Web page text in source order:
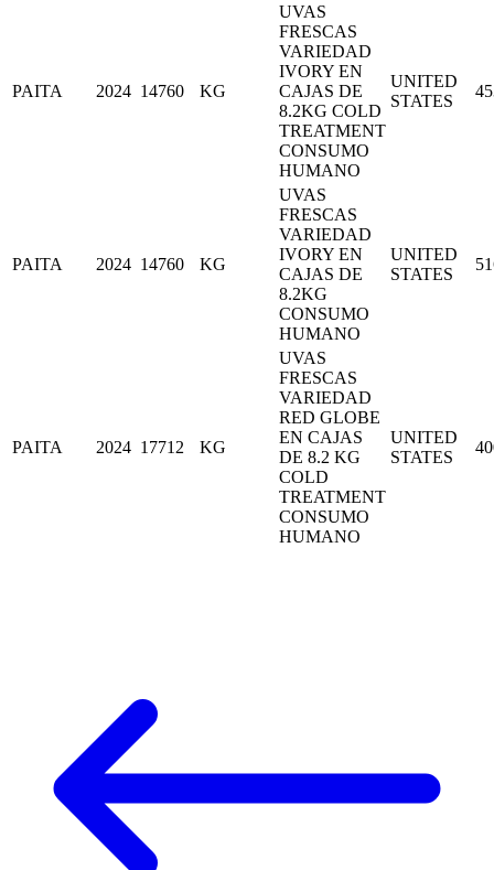
PAITA 2024 14760 KG
UVAS
FRESCAS
VARIEDAD
IVORY EN
CAJAS DE
8.2KG COLD
TREATMENT
CONSUMO
HUMANO
UNITED
STATES
PAITA 2024 14760 KG
UVAS
FRESCAS
VARIEDAD
IVORY EN
CAJAS DE
8.2KG
CONSUMO
HUMANO
UNITED
STATES
PAITA 2024 17712 KG
UVAS
FRESCAS
VARIEDAD
RED GLOBE
EN CAJAS
DE 8.2 KG
COLD
TREATMENT
CONSUMO
HUMANO
UNITED
STATES